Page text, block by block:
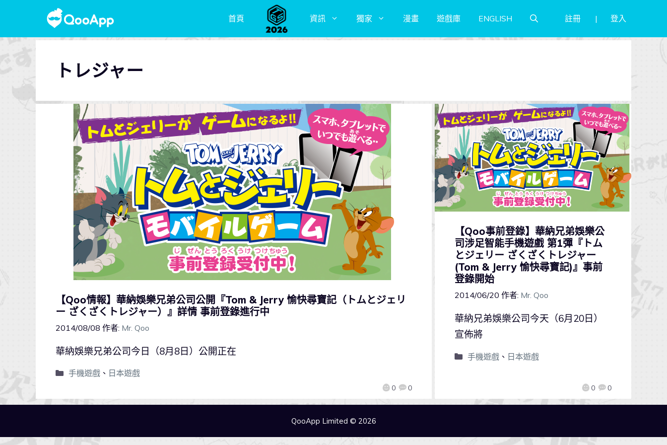
首頁 資訊 獨家 漫畫 遊戲庫 ENGLISH 註冊 登入
トレジャー
【Qoo情報】華納娛樂兄弟公司公開『Tom & Jerry 愉快尋寶記（トムとジェリ
ー ざくざくトレジャー）』詳情 事前登錄進行中
2014/08/08 作者: Mr. Qoo
0 0
華納娛樂兄弟公司今日（8月8日）公開正在
手機遊戲、 日本遊戲
【Qoo事前登錄】華納兄弟娛樂公
司涉足智能手機遊戲 第1彈『トム
とジェリー ざくざくトレジャー
(Tom & Jerry 愉快尋寶記)』事前
登錄開始
2014/06/20 作者: Mr. Qoo
0 0
華納兄弟娛樂公司今天（6月20日）
宣佈將
手機遊戲、 日本遊戲
QooApp Limited © 2026